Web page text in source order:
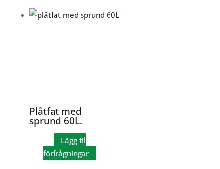
Plåtfat med
sprund 60L.
Lägg til
förfrågningar